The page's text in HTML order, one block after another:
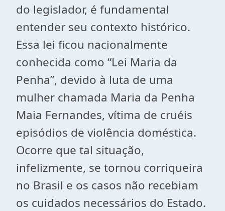
do legislador, é fundamental
entender seu contexto histórico.
Essa lei ficou nacionalmente
conhecida como “Lei Maria da
Penha”, devido à luta de uma
mulher chamada Maria da Penha
Maia Fernandes, vítima de cruéis
episódios de violência doméstica.
Ocorre que tal situação,
infelizmente, se tornou corriqueira
no Brasil e os casos não recebiam
os cuidados necessários do Estado.